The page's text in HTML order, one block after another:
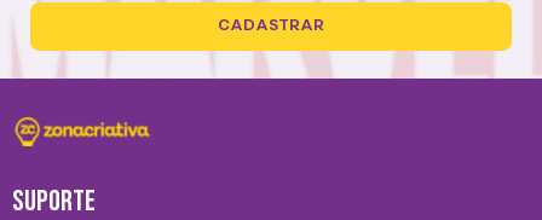
CADASTRAR
SUPORTE